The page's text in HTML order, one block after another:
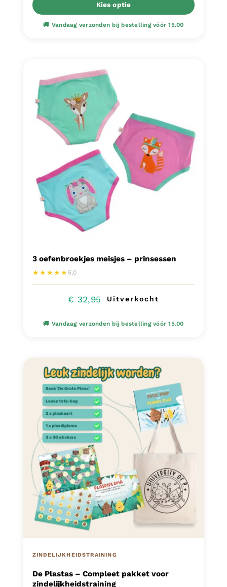
Kies optie
Dit
product
Deze
optie
kan
gekozen
worden
op
de
productpagina
3 oefenbroekjes meisjes – prinsessen
★★★★★ 5,0
€ 32,95 Uitverkocht
ZINDELIJKHEIDSTRAINING
De Plastas – Compleet pakket voor
zindelijkheidstraining